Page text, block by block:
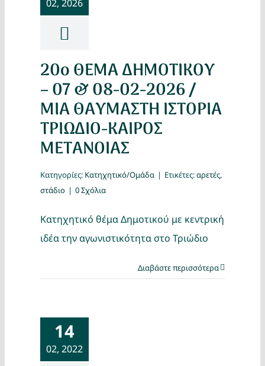
02, 2026
20ο ΘΕΜΑ ΔΗΜΟΤΙΚΟΥ
– 07 & 08-02-2026 /
ΜΙΑ ΘΑΥΜΑΣΤΗ ΙΣΤΟΡΙΑ
ΤΡΙΩΔΙΟ-ΚΑΙΡΟΣ
ΜΕΤΑΝΟΙΑΣ
Κατηγορίες: Κατηχητικό/Ομάδα | Ετικέτες:αρετές,
στάδιο | 0 Σχόλια
Κατηχητικό θέμα Δημοτικού με κεντρική
ιδέα την αγωνιστικότητα στο Τριώδιο
Διαβάστε περισσότερα
14
02, 2022